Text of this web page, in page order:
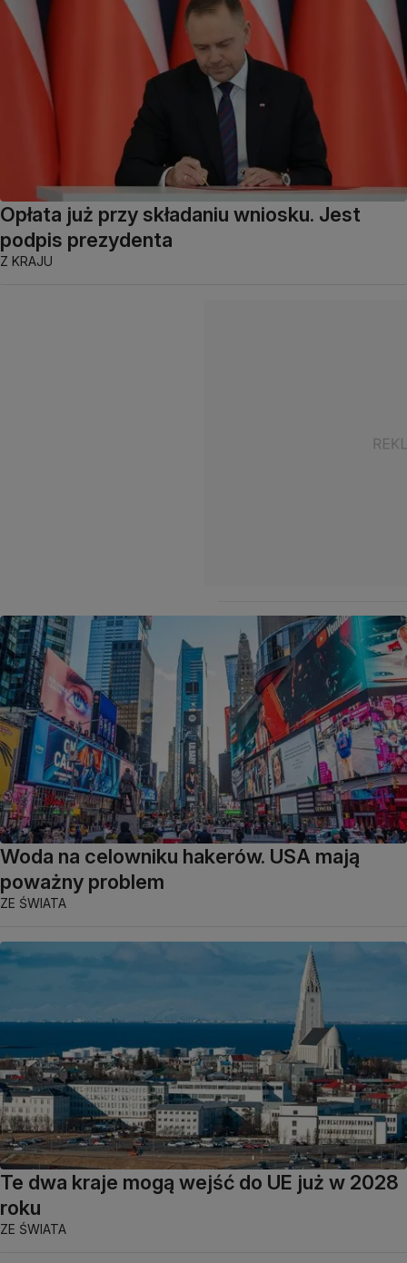
Opłata już przy składaniu wniosku. Jest
podpis prezydenta
Z KRAJU
Woda na celowniku hakerów. USA mają
poważny problem
ZE ŚWIATA
Te dwa kraje mogą wejść do UE już w 2028
roku
ZE ŚWIATA